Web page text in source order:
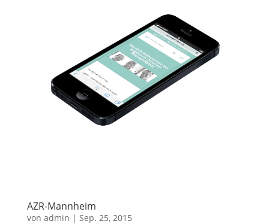
AZR-Mannheim
von admin | Sep. 25, 2015